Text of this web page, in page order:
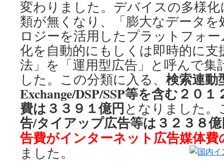
変わりました。デバイスの多様
類が無くなり、「膨大なデータ
ロジーを活用したプラットフォ
化を自動的にもしくは即時的に
法」を「運用型広告」と呼んで
した。この分類に入る、 検索連動
Exchange/DSP/SSP等を含む２０
費は３３９１億円となりました。
告/タイアップ広告等は３２３８
告費がインターネット広告媒体費
ました。